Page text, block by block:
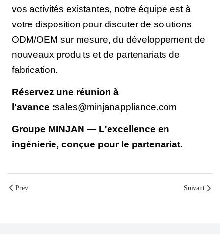
vos activités existantes, notre équipe est à
votre disposition pour discuter de solutions
ODM/OEM sur mesure, du développement de
nouveaux produits et de partenariats de
fabrication.
Réservez une réunion à
l'avance :sales@minjanappliance.com
Groupe MINJAN — L'excellence en
ingénierie, conçue pour le partenariat.
Prev Suivant